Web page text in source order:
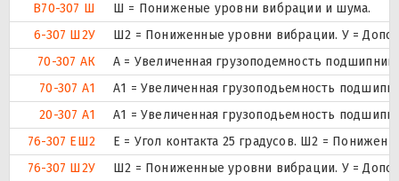
В70-307 Ш
Ш = Пониженые уровни вибрации и шума.
6-307 Ш2У
Ш2 = Пониженные уровни вибрации. У =
70-307 АК
А = Увеличенная грузоподемность
70-307 А1
А1 = Увеличенная грузоподьемность
20-307 А1
А1 = Увеличенная грузоподьемность
76-307 ЕШ2
E = Угол контакта 25 градусов. Ш2 =
76-307 Ш2У
Ш2 = Пониженные уровни вибрации. У =